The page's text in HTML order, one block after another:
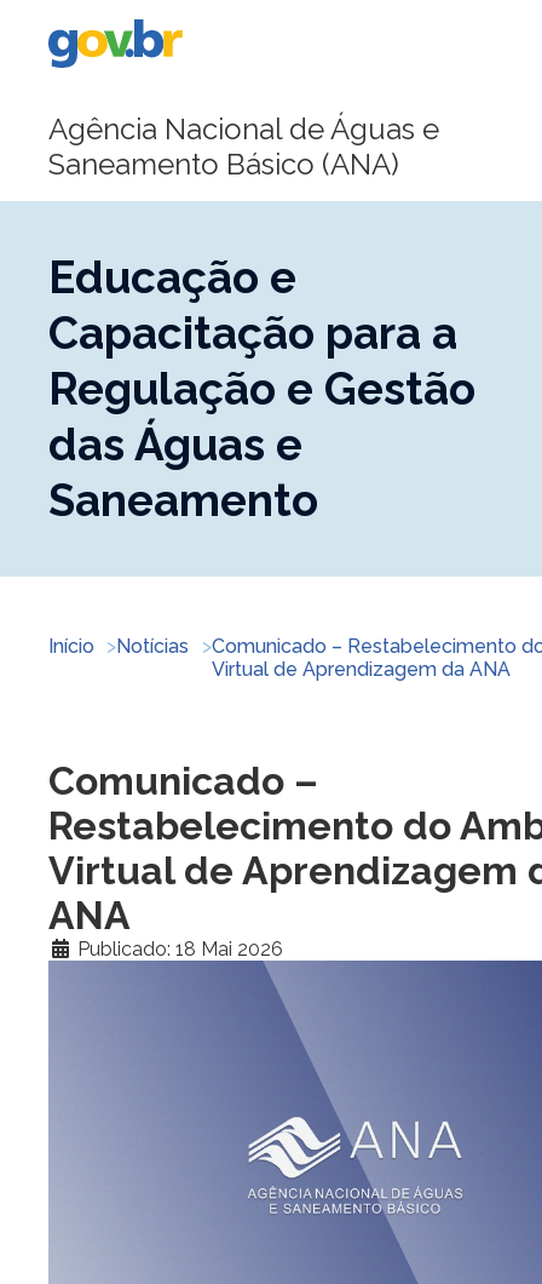
Portal
Gov.br
Agência Nacional de Águas e
Saneamento Básico (ANA)
Educação e
Capacitação para a
Regulação e Gestão
das Águas e
Saneamento
Início Notícias
Comunicado – Restabelecimento
Virtual de Aprendizagem da ANA
Comunicado –
Restabelecimento do
Virtual de Aprendizagem
ANA
Publicado: 18 Mai 2026